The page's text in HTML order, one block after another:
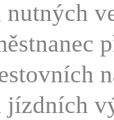
nutných
jízdních